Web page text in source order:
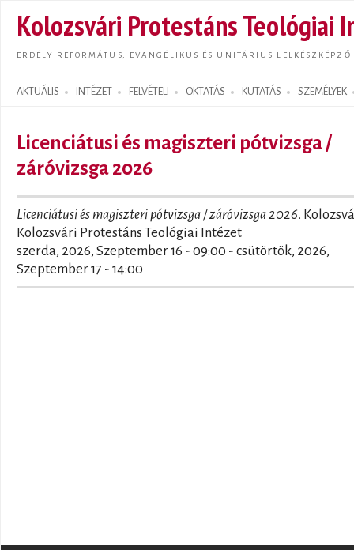
Kolozsvári Protestáns Teológiai
ERDÉLY REFORMÁTUS, EVANGÉLIKUS ÉS UNITÁRIUS LELKÉSZKÉPZŐ
AKTUÁLIS INTÉZET FELVÉTELI OKTATÁS KUTATÁS SZEMÉLYEK
Search form
Licenciátusi és magiszteri pótvizsga /
záróvizsga 2026
Licenciátusi és magiszteri pótvizsga / záróvizsga 2026.
Kolozsvári Protestáns Teológiai Intézet
szerda, 2026, Szeptember 16 - 09:00 - csütörtök, 2026,
Szeptember 17 - 14:00